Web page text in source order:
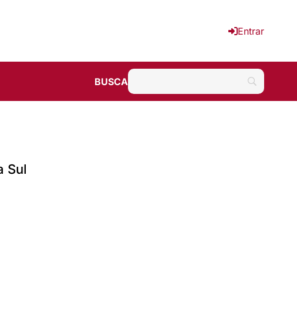
Entrar
BUSCA
Sul